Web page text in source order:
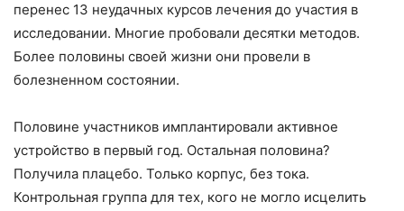
перенес 13 неудачных курсов лечения до участия в
исследовании. Многие пробовали десятки методов.
Более половины своей жизни они провели в
болезненном состоянии.
Половине участников имплантировали активное
устройство в первый год. Остальная половина?
Получила плацебо. Только корпус, без тока.
Контрольная группа для тех, кого не могло исцелить